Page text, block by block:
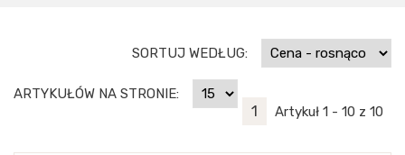
SORTUJ WEDŁUG:
ARTYKUŁÓW NA STRONIE:
1 Artykuł 1 - 10 z 10